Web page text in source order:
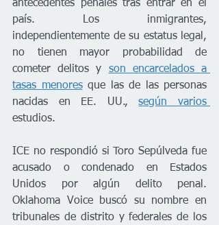
antecedentes penales tras entrar en el
país. Los inmigrantes,
independientemente de su estatus legal,
no tienen mayor probabilidad de
cometer delitos y son encarcelados a
tasas menores que las de las personas
nacidas en EE. UU.,
estudios.
ICE no respondió si Toro Sepúlveda fue
acusado o condenado en Estados
Unidos por algún delito penal.
Oklahoma Voice buscó su nombre en
tribunales de distrito y federales de los